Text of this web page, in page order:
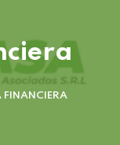
FINANCIERA